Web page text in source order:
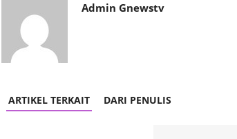
Admin Gnewstv
ARTIKEL TERKAIT DARI PENULIS